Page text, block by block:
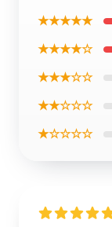
★★★★★
★★★★☆
★★★☆☆
★★☆☆☆
★☆☆☆☆